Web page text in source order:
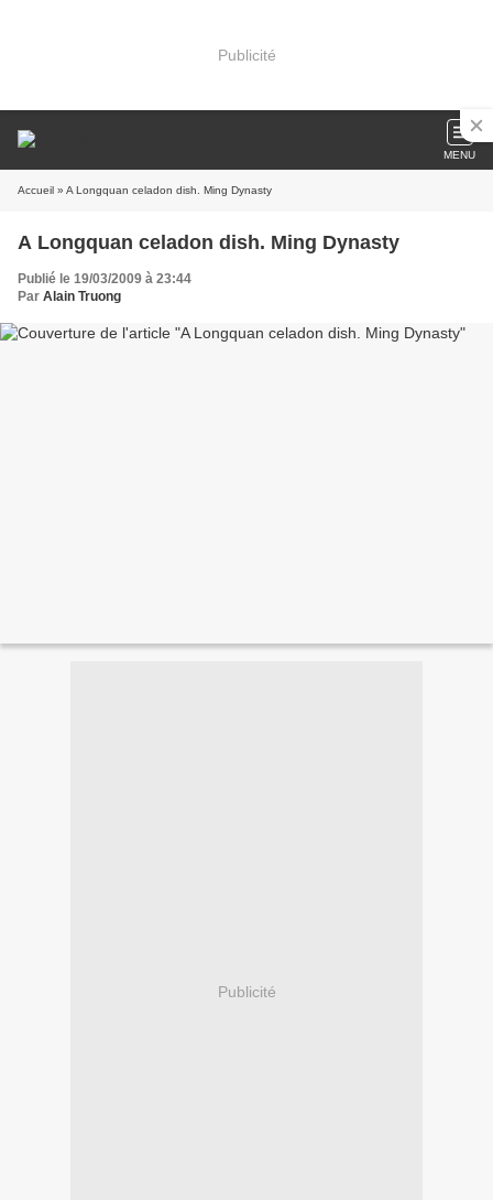
Publicité
MENU
Accueil » A Longquan celadon dish. Ming Dynasty
A Longquan celadon dish. Ming Dynasty
Publié le 19/03/2009 à 23:44
Par Alain Truong
Publicité